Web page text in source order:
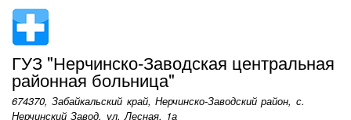
содержанию
ГУЗ "Нерчинско-Заводская центральная
районная больница"
674370, Забайкальский край, Нерчинско-Заводский район, с.
Нерчинский Завод, ул. Лесная, 1а